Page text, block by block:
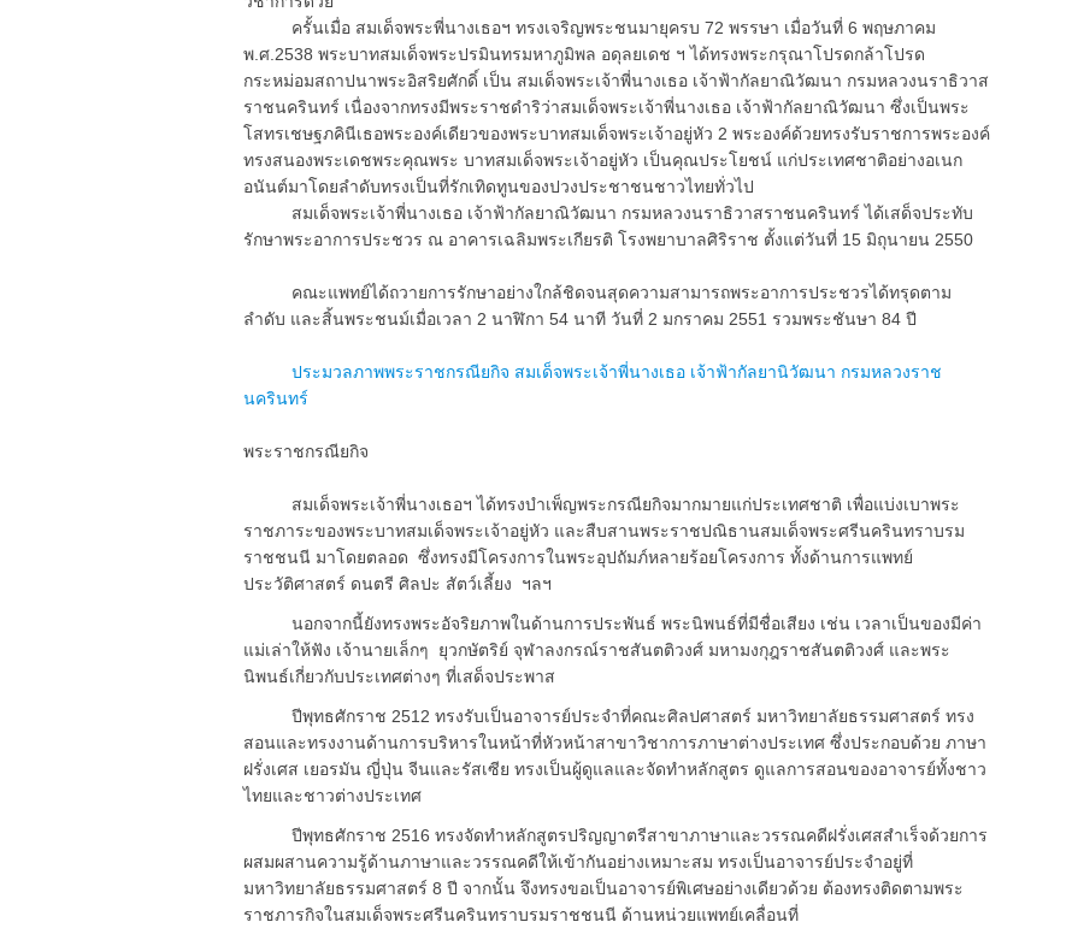
ครั้นเมื่อ สมเด็จพระพี่นางเธอฯ ทรงเจริญพระชนมายุครบ 72 พรรษา เมื่อวันที่ 6 พฤษภาคม
พ.ศ.2538 พระบาทสมเด็จพระปรมินทรมหาภูมิพล อดุลยเดช ฯ ได้ทรงพระกรุณาโปรดกล้าโปรด
กระหม่อมสถาปนาพระอิสริยศักดิ์ เป็น สมเด็จพระเจ้าพี่นางเธอ เจ้าฟ้ากัลยาณิวัฒนา กรมหลวงนราธิวาส
ราชนครินทร์ เนื่องจากทรงมีพระราชดำริว่าสมเด็จพระเจ้าพี่นางเธอ เจ้าฟ้ากัลยาณิวัฒนา ซึ่งเป็นพระ
โสทรเชษฐภคินีเธอพระองค์เดียวของพระบาทสมเด็จพระเจ้าอยู่หัว 2 พระองค์ด้วยทรงรับราชการพระองค์
ทรงสนองพระเดชพระคุณพระ บาทสมเด็จพระเจ้าอยู่หัว เป็นคุณประโยชน์ แก่ประเทศชาติอย่างอเนก
อนันต์มาโดยลำดับทรงเป็นที่รักเทิดทูนของปวงประชาชนชาวไทยทั่วไป
สมเด็จพระเจ้าพี่นางเธอ เจ้าฟ้ากัลยาณิวัฒนา กรมหลวงนราธิวาสราชนครินทร์ ได้เสด็จประทับ
รักษาพระอาการประชวร ณ อาคารเฉลิมพระเกียรติ โรงพยาบาลศิริราช ตั้งแต่วันที่ 15 มิถุนายน 2550
คณะแพทย์ได้ถวายการรักษาอย่างใกล้ชิดจนสุดความสามารถพระอาการประชวรได้ทรุดตาม
ลำดับ และสิ้นพระชนม์เมื่อเวลา 2 นาฬิกา 54 นาที วันที่ 2 มกราคม 2551 รวมพระชันษา 84 ปี
ประมวลภาพพระราชกรณียกิจ สมเด็จพระเจ้าพี่นางเธอ เจ้าฟ้ากัลยานิวัฒนา กรมหลวงราช
นครินทร์
พระราชกรณียกิจ
สมเด็จพระเจ้าพี่นางเธอฯ ได้ทรงบำเพ็ญพระกรณียกิจมากมายแก่ประเทศชาติ เพื่อแบ่งเบาพระ
ราชภาระของพระบาทสมเด็จพระเจ้าอยู่หัว และสืบสานพระราชปณิธานสมเด็จพระศรีนครินทราบรม
ราชชนนี มาโดยตลอด ซึ่งทรงมีโครงการในพระอุปถัมภ์หลายร้อยโครงการ ทั้งด้านการแพทย์
ประวัติศาสตร์ ดนตรี ศิลปะ สัตว์เลี้ยง ฯลฯ
นอกจากนี้ยังทรงพระอัจริยภาพในด้านการประพันธ์ พระนิพนธ์ที่มีชื่อเสียง เช่น เวลาเป็นของมีค่า
แม่เล่าให้ฟัง เจ้านายเล็กๆ ยุวกษัตริย์ จุฬาลงกรณ์ราชสันตติวงศ์ มหามงกุฎราชสันตติวงศ์ และพระ
นิพนธ์เกี่ยวกับประเทศต่างๆ ที่เสด็จประพาส
ปีพุทธศักราช 2512 ทรงรับเป็นอาจารย์ประจำที่คณะศิลปศาสตร์ มหาวิทยาลัยธรรมศาสตร์ ทรง
สอนและทรงงานด้านการบริหารในหน้าที่หัวหน้าสาขาวิชาการภาษาต่างประเทศ ซึ่งประกอบด้วย ภาษา
ฝรั่งเศส เยอรมัน ญี่ปุ่น จีนและรัสเซีย ทรงเป็นผู้ดูแลและจัดทำหลักสูตร ดูแลการสอนของอาจารย์ทั้งชาว
ไทยและชาวต่างประเทศ
ปีพุทธศักราช 2516 ทรงจัดทำหลักสูตรปริญญาตรีสาขาภาษาและวรรณคดีฝรั่งเศสสำเร็จด้วยการ
ผสมผสานความรู้ด้านภาษาและวรรณคดีให้เข้ากันอย่างเหมาะสม ทรงเป็นอาจารย์ประจำอยู่ที่
มหาวิทยาลัยธรรมศาสตร์ 8 ปี จากนั้น จึงทรงขอเป็นอาจารย์พิเศษอย่างเดียวด้วย ต้องทรงติดตามพระ
ราชภารกิจในสมเด็จพระศรีนครินทราบรมราชชนนี ด้านหน่วยแพทย์เคลื่อนที่